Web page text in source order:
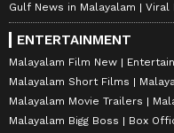
Gulf News in Malayalam
Viral
ENTERTAINMENT
Malayalam Film New
Malayalam Short Films
Malayalam Movie Trailers
Malayalam Bigg Boss
Box